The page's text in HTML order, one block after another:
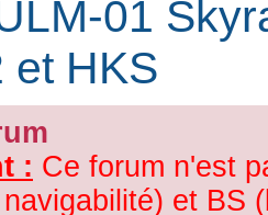
01
et HKS
: Ce forum n'est
et BS